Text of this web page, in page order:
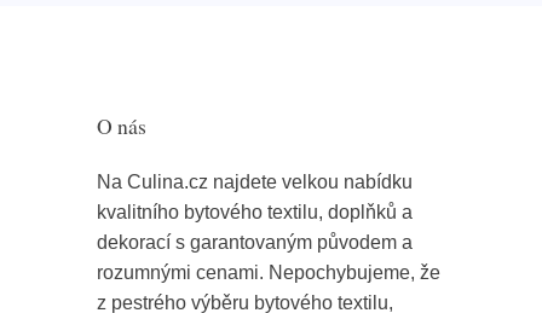
O nás
Na Culina.cz najdete velkou nabídku
kvalitního bytového textilu, doplňků a
dekorací s garantovaným původem a
rozumnými cenami. Nepochybujeme, že
z pestrého výběru bytového textilu,